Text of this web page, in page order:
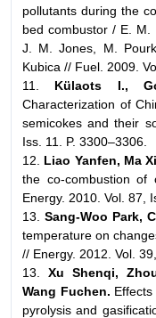
pollutants during the
bed combustor / E. M.
J. M. Jones, M.
Kubica // Fuel. 2009.
11. Külaots I.,
Characterization of
semicokes and their
Iss. 11. P. 3300–3306.
12.
Liao Yanfen, Ma
the co-combustion of
Energy. 2010. Vol. 87,
13.
Sang-Woo Park,
temperature on
// Energy. 2012. Vol.
13.
Xu Shenqi,
Wang Fuchen.
pyrolysis and